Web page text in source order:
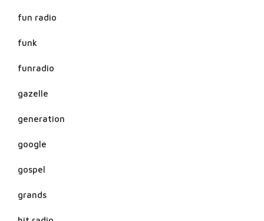
fun radio
funk
funradio
gazelle
generation
google
gospel
grands